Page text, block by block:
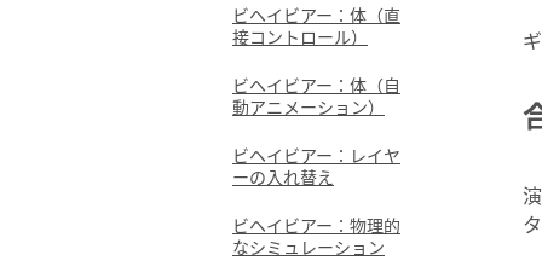
ビヘイビアー：体（直
接コントロール）
ビヘイビアー：体（自
動アニメーション）
ビヘイビアー：レイヤ
ーの入れ替え
ビヘイビアー：物理的
なシミュレーション